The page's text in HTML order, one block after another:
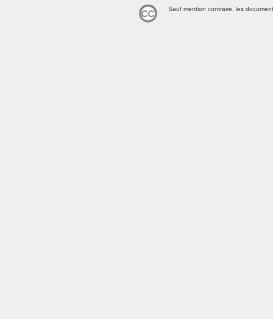
Sauf mention contraire, les